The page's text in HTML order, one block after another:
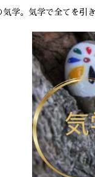
学。気学で全てを引